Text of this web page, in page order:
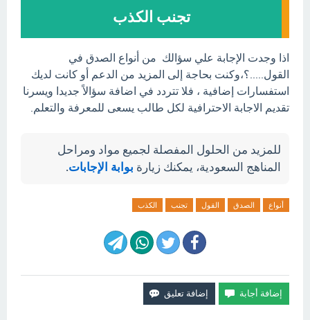
تجنب الكذب
اذا وجدت الإجابة علي سؤالك من أنواع الصدق في
القول.....؟،وكنت بحاجة إلى المزيد من الدعم أو كانت لديك
استفسارات إضافية ، فلا تتردد في اضافة سؤالاً جديدا ويسرنا
تقديم الاجابة الاحترافية لكل طالب يسعى للمعرفة والتعلم.
للمزيد من الحلول المفصلة لجميع مواد ومراحل
المناهج السعودية، يمكنك زيارة بوابة الإجابات.
أنواع الصدق القول تجنب الكذب